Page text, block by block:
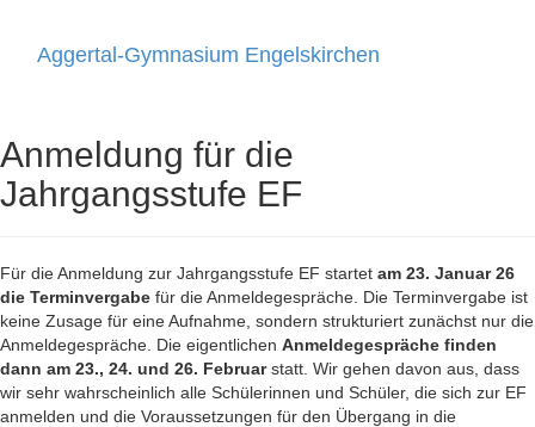
Aggertal-Gymnasium Engelskirchen
Anmeldung für die
Jahrgangsstufe EF
Für die Anmeldung zur Jahrgangsstufe EF startet am 23. Januar 26
die Terminvergabe für die Anmeldegespräche. Die Terminvergabe ist
keine Zusage für eine Aufnahme, sondern strukturiert zunächst nur die
Anmeldegespräche. Die eigentlichen Anmeldegespräche finden
dann am 23., 24. und 26. Februarstatt. Wir gehen davon aus, dass
wir sehr wahrscheinlich alle Schülerinnen und Schüler, die sich zur EF
anmelden und die Voraussetzungen für den Übergang in die